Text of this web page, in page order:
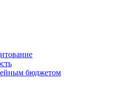
бюджетом